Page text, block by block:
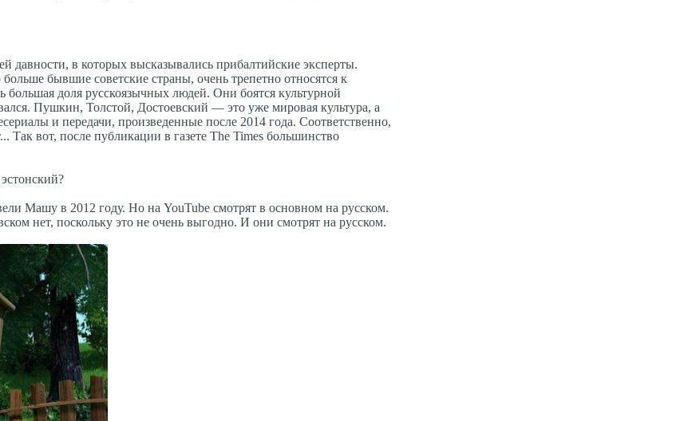
давности, в которых высказывались прибалтийские эксперты.
бывшие советские страны, очень трепетно относятся к
доля русскоязычных людей. Они боятся культурной
Пушкин, Толстой, Достоевский — это уже мировая культура, а
и передачи, произведенные после 2014 года. Соответственно,
вот, после публикации в газете The Times большинство
Машу в 2012 году. Но на YouTube смотрят в основном на русском.
нет, поскольку это не очень выгодно. И они смотрят на русском.